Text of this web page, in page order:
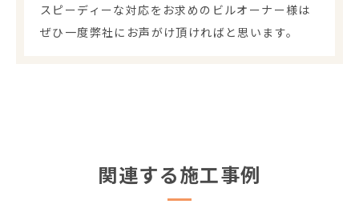
スピーディーな対応をお求めのビルオーナー様は
ぜひ一度弊社にお声がけ頂ければと思います。
関連する施工事例